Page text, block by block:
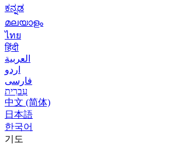
ಕನ್ನಡ
മലയാളം
ไทย
हिंदी
العربية
اردو
فارسی
עִברִית
中文 (简体)
日本語
한국어
기도